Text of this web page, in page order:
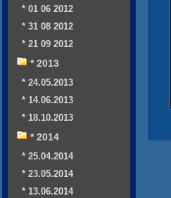
* 01 06 2012
* 31 08 2012
* 21 09 2012
* 2013
* 24.05.2013
* 14.06.2013
* 18.10.2013
* 2014
* 25.04.2014
* 23.05.2014
* 13.06.2014